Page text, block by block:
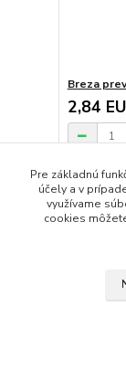
Breza
2,84
Novinka
Pre základnú
účely a v
využívame
cookies